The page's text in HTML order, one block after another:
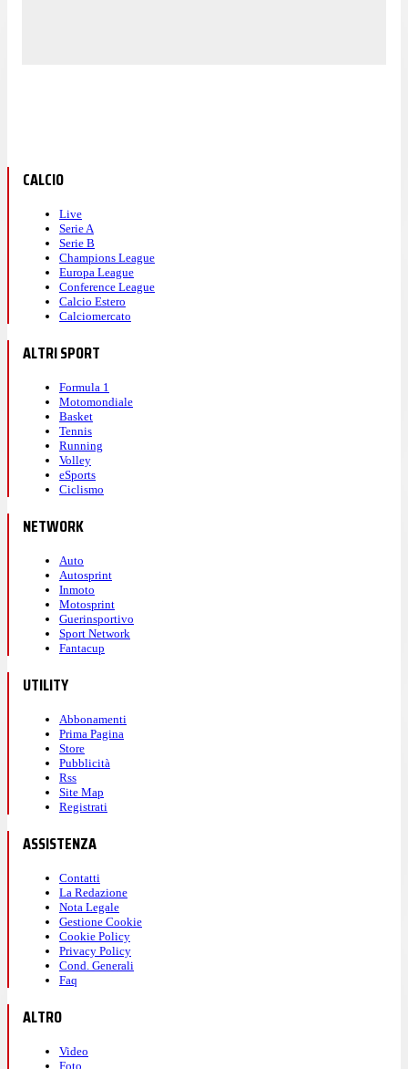
CALCIO
Live
Serie A
Serie B
Champions League
Europa League
Conference League
Calcio Estero
Calciomercato
ALTRI SPORT
Formula 1
Motomondiale
Basket
Tennis
Running
Volley
eSports
Ciclismo
NETWORK
Auto
Autosprint
Inmoto
Motosprint
Guerinsportivo
Sport Network
Fantacup
UTILITY
Abbonamenti
Prima Pagina
Store
Pubblicità
Rss
Site Map
Registrati
ASSISTENZA
Contatti
La Redazione
Nota Legale
Gestione Cookie
Cookie Policy
Privacy Policy
Cond. Generali
Faq
ALTRO
Video
Foto